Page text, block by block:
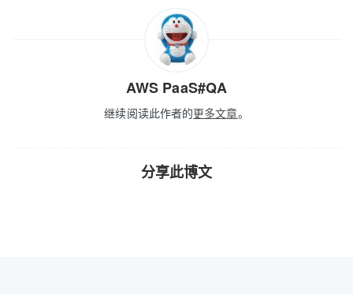
AWS PaaS#QA
继续阅读此作者的更多文章。
分享此博文